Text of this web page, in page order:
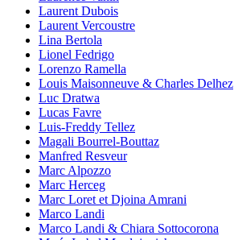
Laurent Dubois
Laurent Vercoustre
Lina Bertola
Lionel Fedrigo
Lorenzo Ramella
Louis Maisonneuve & Charles Delhez
Luc Dratwa
Lucas Favre
Luis-Freddy Tellez
Magali Bourrel-Bouttaz
Manfred Resveur
Marc Alpozzo
Marc Herceg
Marc Loret et Djoina Amrani
Marco Landi
Marco Landi & Chiara Sottocorona